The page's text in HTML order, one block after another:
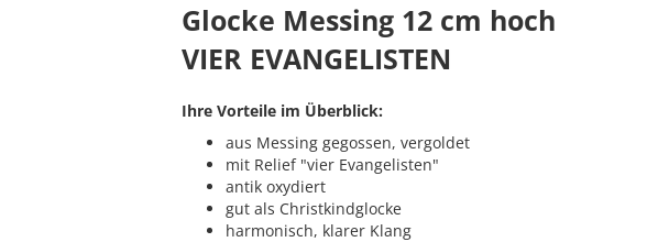
Konto erstellen
Passwort vergessen?
Glocke Messing 12 cm hoch
VIER EVANGELISTEN
Ihre Vorteile im Überblick:
aus Messing gegossen, vergoldet
mit Relief "vier Evangelisten"
antik oxydiert
gut als Christkindglocke
harmonisch, klarer Klang